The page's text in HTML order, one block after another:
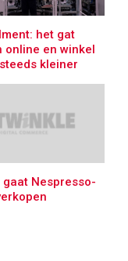
het gat
online en winkel
kleiner
Nespresso-